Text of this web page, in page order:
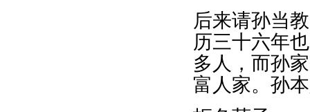
后来请孙当
历三十六年
多人，而孙
富人家。孙